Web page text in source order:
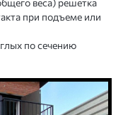
веса) решетка
при подъеме или
по сечению